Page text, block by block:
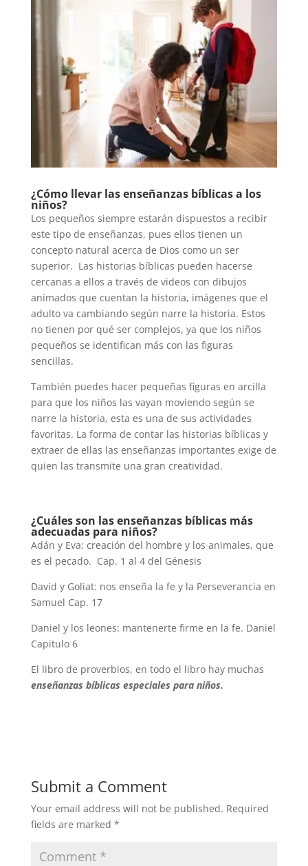
¿Cómo llevar las enseñanzas bíblicas a los
niños?
Los pequeños siempre estarán dispuestos a recibir
este tipo de enseñanzas, pues ellos tienen un
concepto natural acerca de Dios como un ser
superior. Las historias bíblicas pueden hacerse
cercanas a ellos a través de videos con dibujos
animados que cuentan la historia, imágenes que el
adulto va cambiando según narre la historia. Estos
no tienen por qué ser complejos, ya que los niños
pequeños se identifican más con las figuras
sencillas.
También puedes hacer pequeñas figuras en arcilla
para que los niños las vayan moviendo según se
narre la historia, esta es una de sus actividades
favoritas. La forma de contar las historias bíblicas y
extraer de ellas las enseñanzas importantes exige de
quien las transmite una gran creatividad.
¿Cuáles son las enseñanzas bíblicas más
adecuadas para niños?
Adán y Eva: creación del hombre y los animales, que
es el pecado. Cap. 1 al 4 del Génesis
David y Goliat: nos enseña la fe y la Perseverancia en
Samuel Cap. 17
Daniel y los leones: mantenerte firme en la fe. Daniel
Capitulo 6
El libro de proverbios, en todo el libro hay muchas
enseñanzas bíblicas especiales para niños.
Submit a Comment
Your email address will not be published. Required
fields are marked *